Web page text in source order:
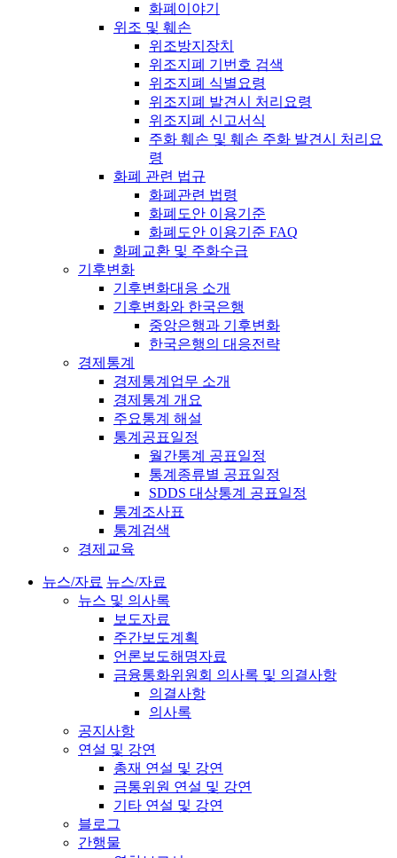
화폐이야기
위조 및 훼손
위조방지장치
위조지폐 기번호 검색
위조지폐 식별요령
위조지폐 발견시 처리요령
위조지폐 신고서식
주화 훼손 및 훼손 주화 발견시 처리요
령
화폐 관련 법규
화폐관련 법령
화폐도안 이용기준
화폐도안 이용기준 FAQ
화폐교환 및 주화수급
기후변화
기후변화대응 소개
기후변화와 한국은행
중앙은행과 기후변화
한국은행의 대응전략
경제통계
경제통계업무 소개
경제통계 개요
주요통계 해설
통계공표일정
월간통계 공표일정
통계종류별 공표일정
SDDS 대상통계 공표일정
통계조사표
통계검색
경제교육
뉴스/자료 뉴스/자료
뉴스 및 의사록
보도자료
주간보도계획
언론보도해명자료
금융통화위원회 의사록 및 의결사항
의결사항
의사록
공지사항
연설 및 강연
총재 연설 및 강연
금통위원 연설 및 강연
기타 연설 및 강연
블로그
간행물